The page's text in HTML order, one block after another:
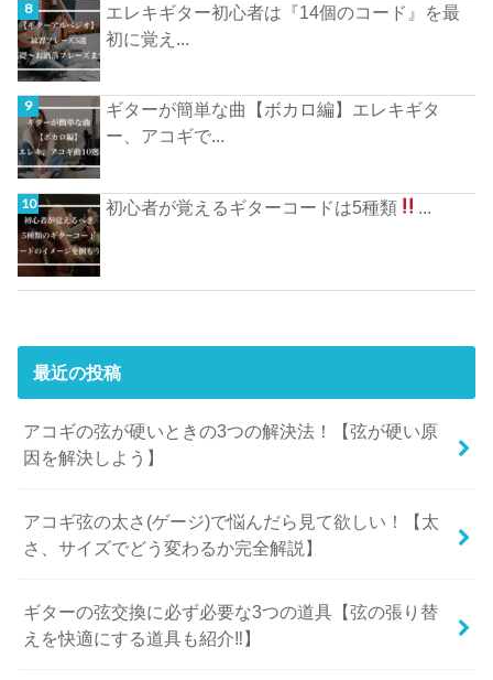
エレキギター初心者は『14個のコード』を最
初に覚え...
ギターが簡単な曲【ボカロ編】エレキギタ
ー、アコギで...
初心者が覚えるギターコードは5種類 ...
最近の投稿
アコギの弦が硬いときの3つの解決法！【弦が硬い原
因を解決しよう】
アコギ弦の太さ(ゲージ)で悩んだら見て欲しい！【太
さ、サイズでどう変わるか完全解説】
ギターの弦交換に必ず必要な3つの道具【弦の張り替
えを快適にする道具も紹介‼︎】